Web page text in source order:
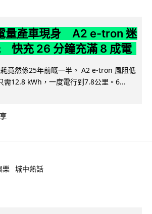
量產車現身 A2 e-tron 迷
快充 26 分鐘充滿 8 成電
竟然係25年前嘅一半。 A2 e-tron 風阻低
需12.8 kWh，一度電行到7.8公里。6...
樂 城中熱話